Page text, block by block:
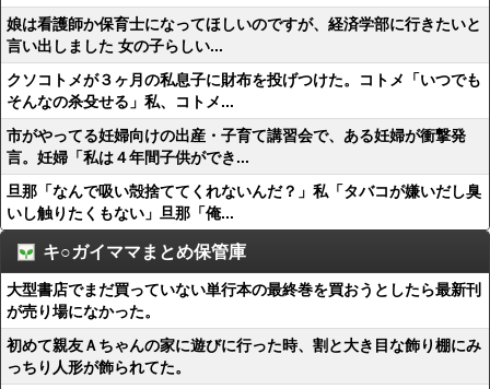
娘は看護師か保育士になってほしいのですが、経済学部に行きたいと
言い出しました 女の子らしい...
クソコトメが３ヶ月の私息子に財布を投げつけた。コトメ「いつでも
そんなの杀殳せる」私、コトメ...
市がやってる妊婦向けの出産・子育て講習会で、ある妊婦が衝撃発
言。妊婦「私は４年間子供ができ...
旦那「なんで吸い殻捨ててくれないんだ？」私「タバコが嫌いだし臭
いし触りたくもない」旦那「俺...
キ○ガイママまとめ保管庫
大型書店でまだ買っていない単行本の最終巻を買おうとしたら最新刊
が売り場になかった。
初めて親友Ａちゃんの家に遊びに行った時、割と大き目な飾り棚にみ
っちり人形が飾られてた。